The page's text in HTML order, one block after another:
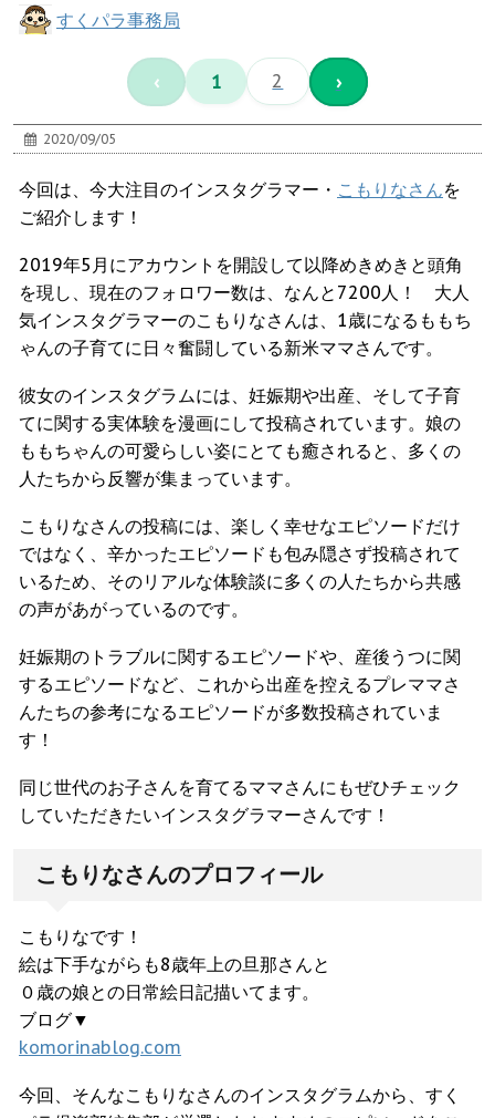
すくパラ事務局
‹ 1 2 ›
2020/09/05
今回は、今大注目のインスタグラマー・ こもりなさんを
ご紹介します！
2019年5月にアカウントを開設して以降めきめきと頭角
を現し、現在のフォロワー数は、なんと7200人！ 大人
気インスタグラマーのこもりなさんは、1歳になるももち
ゃんの子育てに日々奮闘している新米ママさんです。
彼女のインスタグラムには、妊娠期や出産、そして子育
てに関する実体験を漫画にして投稿されています。娘の
ももちゃんの可愛らしい姿にとても癒されると、多くの
人たちから反響が集まっています。
こもりなさんの投稿には、楽しく幸せなエピソードだけ
ではなく、辛かったエピソードも包み隠さず投稿されて
いるため、そのリアルな体験談に多くの人たちから共感
の声があがっているのです。
妊娠期のトラブルに関するエピソードや、産後うつに関
するエピソードなど、これから出産を控えるプレママさ
んたちの参考になるエピソードが多数投稿されていま
す！
同じ世代のお子さんを育てるママさんにもぜひチェック
していただきたいインスタグラマーさんです！
こもりなさんのプロフィール
こもりなです！
絵は下手ながらも8歳年上の旦那さんと
０歳の娘との日常絵日記描いてます。
ブログ▼
komorinablog.com
今回、そんなこもりなさんのインスタグラムから、すく